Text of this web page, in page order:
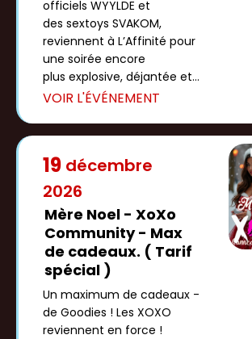
officiels WYYLDE et
des sextoys SVAKOM,
reviennent à L’Affinité pour
une soirée encore
plus explosive, déjantée et
ultra sensuelle à L’Affinité 😈
19 décembre
2026
Mère Noel - XoXo
Community - Max
de cadeaux. ( Tarif
spécial )
Un maximum de cadeaux -
de Goodies ! Les XOXO
reviennent en force !